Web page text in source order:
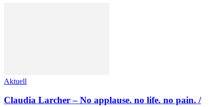
Aktuell
Claudia Larcher – No applause. no life. no pain. /